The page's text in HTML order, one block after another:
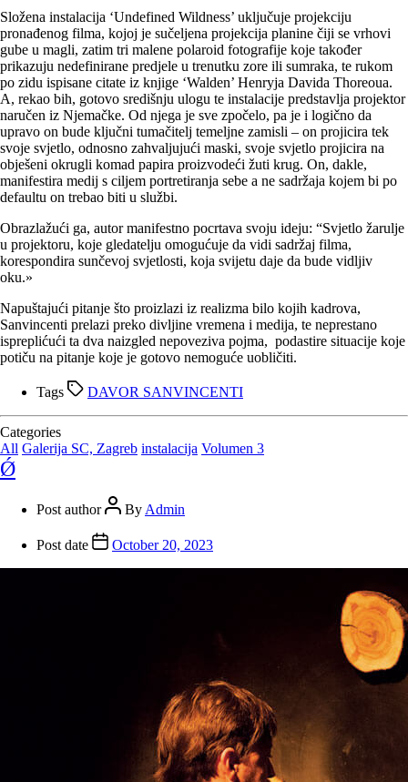
Složena instalacija ‘Undefined Wildness’ uključuje projekciju
pronađenog filma, kojoj je sučeljena projekcija planine čiji se vrhovi
gube u magli, zatim tri malene polaroid fotografije koje također
prikazuju nedefinirane predjele u trenutku zore ili sumraka, te rukom
po zidu ispisane citate iz knjige ‘Walden’ Henryja Davida Thoreoua.
A, rekao bih, gotovo središnju ulogu te instalacije predstavlja projektor
naručen iz Njemačke. Od njega je sve zpočelo, pa je i logično da
upravo on bude ključni tumačitelj temeljne zamisli – on projicira tek
svoje svjetlo, odnosno zahvaljujući maski, svoje svjetlo projicira na
obješeni okrugli komad papira proizvodeći žuti krug. On, dakle,
manifestira medij s ciljem portretiranja sebe a ne sadržaja kojem bi po
defaultu on trebao biti u službi.
Obrazlažući ga, autor manifestno pocrtava svoju ideju: “Svjetlo žarulje
u projektoru, koje gledatelju omogućuje da vidi sadržaj filma,
korespondira sunčevoj svjetlosti, koja svijetu daje da bude vidljiv
oku.»
Napuštajući pitanje što proizlazi iz realizma bilo kojih kadrova,
Sanvincenti prelazi preko divljine vremena i medija, te neprestano
ispreplićući ta dva naizgled nepoveziva pojma, podastire situacije koje
potiču na pitanje koje je gotovo nemoguće uobličiti.
Tags DAVOR SANVINCENTI
Categories
All Galerija SC, Zagreb instalacija Volumen 3
Ǿ
Post author By Admin
Post date October 20, 2023